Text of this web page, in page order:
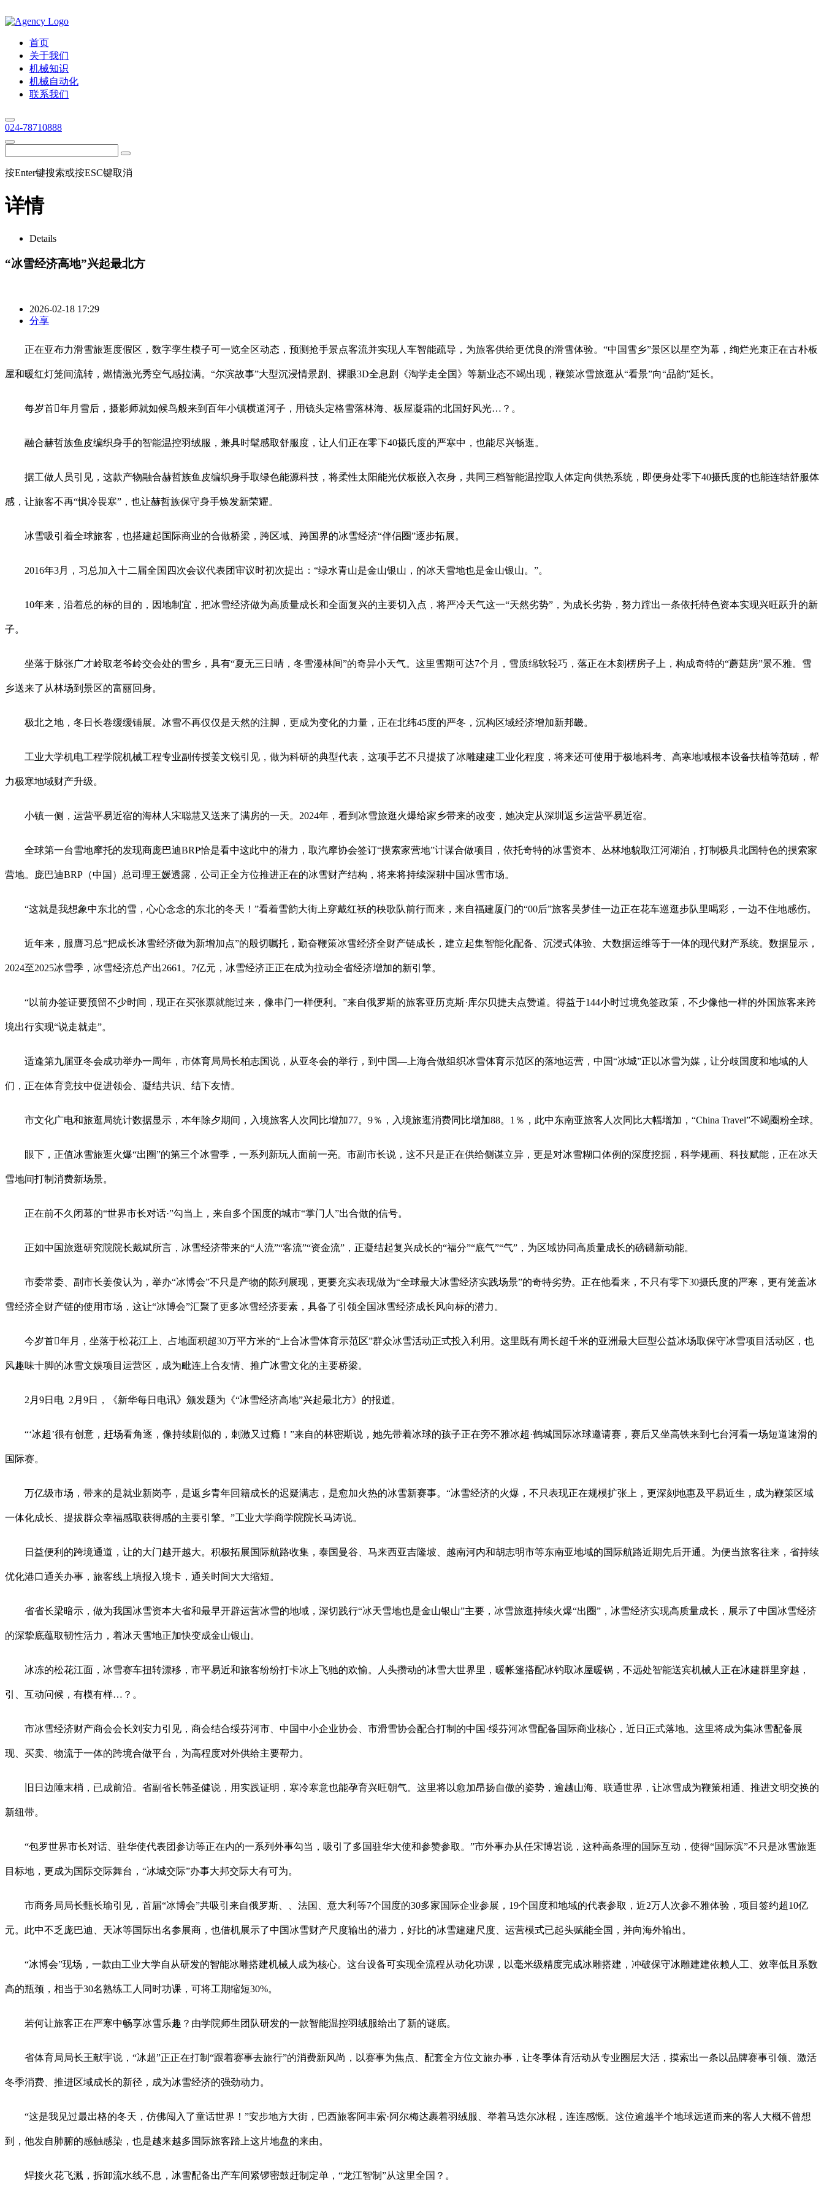
首页
关于我们
机械知识
机械自动化
联系我们
024-78710888
按Enter键搜索或按ESC键取消
详情
Details
“冰雪经济高地”兴起最北方
2026-02-18 17:29
分享
正在亚布力滑雪旅逛度假区，数字孪生模子可一览全区动态，预测抢手景点客流并实现人车智能疏导，为旅客供给更优良的滑雪体验。“中国雪乡”景区以星空为幕，绚烂光束正在古朴板
屋和暖红灯笼间流转，燃情激光秀空气感拉满。“尔滨故事”大型沉浸情景剧、裸眼3D全息剧《淘学走全国》等新业态不竭出现，鞭策冰雪旅逛从“看景”向“品韵”延长。
每岁首年月雪后，摄影师就如候鸟般来到百年小镇横道河子，用镜头定格雪落林海、板屋凝霜的北国好风光…？。
融合赫哲族鱼皮编织身手的智能温控羽绒服，兼具时髦感取舒服度，让人们正在零下40摄氏度的严寒中，也能尽兴畅逛。
据工做人员引见，这款产物融合赫哲族鱼皮编织身手取绿色能源科技，将柔性太阳能光伏板嵌入衣身，共同三档智能温控取人体定向供热系统，即便身处零下40摄氏度的也能连结舒服体
感，让旅客不再“惧冷畏寒”，也让赫哲族保守身手焕发新荣耀。
冰雪吸引着全球旅客，也搭建起国际商业的合做桥梁，跨区域、跨国界的冰雪经济“伴侣圈”逐步拓展。
2016年3月，习总加入十二届全国四次会议代表团审议时初次提出：“绿水青山是金山银山，的冰天雪地也是金山银山。”。
10年来，沿着总的标的目的，因地制宜，把冰雪经济做为高质量成长和全面复兴的主要切入点，将严冷天气这一“天然劣势”，为成长劣势，努力蹚出一条依托特色资本实现兴旺跃升的新
子。
坐落于脉张广才岭取老爷岭交会处的雪乡，具有“夏无三日晴，冬雪漫林间”的奇异小天气。这里雪期可达7个月，雪质绵软轻巧，落正在木刻楞房子上，构成奇特的“蘑菇房”景不雅。雪
乡送来了从林场到景区的富丽回身。
极北之地，冬日长卷缓缓铺展。冰雪不再仅仅是天然的注脚，更成为变化的力量，正在北纬45度的严冬，沉构区域经济增加新邦畿。
工业大学机电工程学院机械工程专业副传授姜文锐引见，做为科研的典型代表，这项手艺不只提拔了冰雕建建工业化程度，将来还可使用于极地科考、高寒地域根本设备扶植等范畴，帮
力极寒地域财产升级。
小镇一侧，运营平易近宿的海林人宋聪慧又送来了满房的一天。2024年，看到冰雪旅逛火爆给家乡带来的改变，她决定从深圳返乡运营平易近宿。
全球第一台雪地摩托的发现商庞巴迪BRP恰是看中这此中的潜力，取汽摩协会签订“摸索家营地”计谋合做项目，依托奇特的冰雪资本、丛林地貌取江河湖泊，打制极具北国特色的摸索家
营地。庞巴迪BRP（中国）总司理王媛透露，公司正全方位推进正在的冰雪财产结构，将来将持续深耕中国冰雪市场。
“这就是我想象中东北的雪，心心念念的东北的冬天！”看着雪韵大街上穿戴红袄的秧歌队前行而来，来自福建厦门的“00后”旅客吴梦佳一边正在花车巡逛步队里喝彩，一边不住地感伤。
近年来，服膺习总“把成长冰雪经济做为新增加点”的殷切嘱托，勤奋鞭策冰雪经济全财产链成长，建立起集智能化配备、沉浸式体验、大数据运维等于一体的现代财产系统。数据显示，
2024至2025冰雪季，冰雪经济总产出2661。7亿元，冰雪经济正正在成为拉动全省经济增加的新引擎。
“以前办签证要预留不少时间，现正在买张票就能过来，像串门一样便利。”来自俄罗斯的旅客亚历克斯·库尔贝捷夫点赞道。得益于144小时过境免签政策，不少像他一样的外国旅客来跨
境出行实现“说走就走”。
适逢第九届亚冬会成功举办一周年，市体育局局长柏志国说，从亚冬会的举行，到中国—上海合做组织冰雪体育示范区的落地运营，中国“冰城”正以冰雪为媒，让分歧国度和地域的人
们，正在体育竞技中促进领会、凝结共识、结下友情。
市文化广电和旅逛局统计数据显示，本年除夕期间，入境旅客人次同比增加77。9％，入境旅逛消费同比增加88。1％，此中东南亚旅客人次同比大幅增加，“China Travel”不竭圈粉全球。
眼下，正值冰雪旅逛火爆“出圈”的第三个冰雪季，一系列新玩人面前一亮。市副市长说，这不只是正在供给侧谋立异，更是对冰雪糊口体例的深度挖掘，科学规画、科技赋能，正在冰天
雪地间打制消费新场景。
正在前不久闭幕的“世界市长对话·”勾当上，来自多个国度的城市“掌门人”出合做的信号。
正如中国旅逛研究院院长戴斌所言，冰雪经济带来的“人流”“客流”“资金流”，正凝结起复兴成长的“福分”“底气”“气”，为区域协同高质量成长的磅礴新动能。
市委常委、副市长姜俊认为，举办“冰博会”不只是产物的陈列展现，更要充实表现做为“全球最大冰雪经济实践场景”的奇特劣势。正在他看来，不只有零下30摄氏度的严寒，更有笼盖冰
雪经济全财产链的使用市场，这让“冰博会”汇聚了更多冰雪经济要素，具备了引领全国冰雪经济成长风向标的潜力。
今岁首年月，坐落于松花江上、占地面积超30万平方米的“上合冰雪体育示范区”群众冰雪活动正式投入利用。这里既有周长超千米的亚洲最大巨型公益冰场取保守冰雪项目活动区，也
风趣味十脚的冰雪文娱项目运营区，成为毗连上合友情、推广冰雪文化的主要桥梁。
2月9日电 2月9日，《新华每日电讯》颁发题为《“冰雪经济高地”兴起最北方》的报道。
“‘冰超’很有创意，赶场看角逐，像持续剧似的，刺激又过瘾！”来自的林密斯说，她先带着冰球的孩子正在旁不雅冰超·鹤城国际冰球邀请赛，赛后又坐高铁来到七台河看一场短道速滑的
国际赛。
万亿级市场，带来的是就业新岗亭，是返乡青年回籍成长的迟疑满志，是愈加火热的冰雪新赛事。“冰雪经济的火爆，不只表现正在规模扩张上，更深刻地惠及平易近生，成为鞭策区域
一体化成长、提拔群众幸福感取获得感的主要引擎。”工业大学商学院院长马涛说。
日益便利的跨境通道，让的大门越开越大。积极拓展国际航路收集，泰国曼谷、马来西亚吉隆坡、越南河内和胡志明市等东南亚地域的国际航路近期先后开通。为便当旅客往来，省持续
优化港口通关办事，旅客线上填报入境卡，通关时间大大缩短。
省省长梁暗示，做为我国冰雪资本大省和最早开辟运营冰雪的地域，深切践行“冰天雪地也是金山银山”主要，冰雪旅逛持续火爆“出圈”，冰雪经济实现高质量成长，展示了中国冰雪经济
的深挚底蕴取韧性活力，着冰天雪地正加快变成金山银山。
冰冻的松花江面，冰雪赛车扭转漂移，市平易近和旅客纷纷打卡冰上飞驰的欢愉。人头攒动的冰雪大世界里，暖帐篷搭配冰钓取冰屋暖锅，不远处智能送宾机械人正在冰建群里穿越，
引、互动问候，有模有样…？。
市冰雪经济财产商会会长刘安力引见，商会结合绥芬河市、中国中小企业协会、市滑雪协会配合打制的中国·绥芬河冰雪配备国际商业核心，近日正式落地。这里将成为集冰雪配备展
现、买卖、物流于一体的跨境合做平台，为高程度对外供给主要帮力。
旧日边陲末梢，已成前沿。省副省长韩圣健说，用实践证明，寒冷寒意也能孕育兴旺朝气。这里将以愈加昂扬自傲的姿势，逾越山海、联通世界，让冰雪成为鞭策相通、推进文明交换的
新纽带。
“包罗世界市长对话、驻华使代表团参访等正在内的一系列外事勾当，吸引了多国驻华大使和参赞参取。”市外事办从任宋博岩说，这种高条理的国际互动，使得“国际滨”不只是冰雪旅逛
目标地，更成为国际交际舞台，“冰城交际”办事大邦交际大有可为。
市商务局局长甄长瑜引见，首届“冰博会”共吸引来自俄罗斯、、法国、意大利等7个国度的30多家国际企业参展，19个国度和地域的代表参取，近2万人次参不雅体验，项目签约超10亿
元。此中不乏庞巴迪、天冰等国际出名参展商，也借机展示了中国冰雪财产尺度输出的潜力，好比的冰雪建建尺度、运营模式已起头赋能全国，并向海外输出。
“冰博会”现场，一款由工业大学自从研发的智能冰雕搭建机械人成为核心。这台设备可实现全流程从动化功课，以毫米级精度完成冰雕搭建，冲破保守冰雕建建依赖人工、效率低且系数
高的瓶颈，相当于30名熟练工人同时功课，可将工期缩短30%。
若何让旅客正在严寒中畅享冰雪乐趣？由学院师生团队研发的一款智能温控羽绒服给出了新的谜底。
省体育局局长王献宇说，“冰超”正正在打制“跟着赛事去旅行”的消费新风尚，以赛事为焦点、配套全方位文旅办事，让冬季体育活动从专业圈层大活，摸索出一条以品牌赛事引领、激活
冬季消费、推进区域成长的新径，成为冰雪经济的强劲动力。
“这是我见过最出格的冬天，仿佛闯入了童话世界！”安步地方大街，巴西旅客阿丰索·阿尔梅达裹着羽绒服、举着马迭尔冰棍，连连感慨。这位逾越半个地球远道而来的客人大概不曾想
到，他发自肺腑的感触感染，也是越来越多国际旅客踏上这片地盘的来由。
焊接火花飞溅，拆卸流水线不息，冰雪配备出产车间紧锣密鼓赶制定单，“龙江智制”从这里全国？。